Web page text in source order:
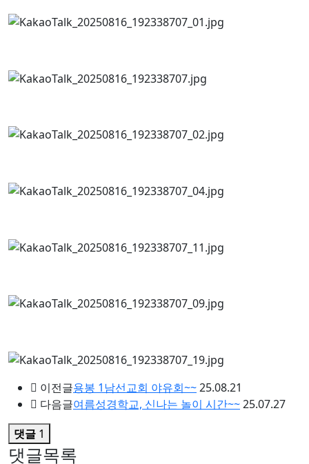
이전글용봉 1남선교회 야유회~~25.08.21
다음글여름성경학교, 신나는 놀이 시간~~25.07.27
댓글 1
댓글목록